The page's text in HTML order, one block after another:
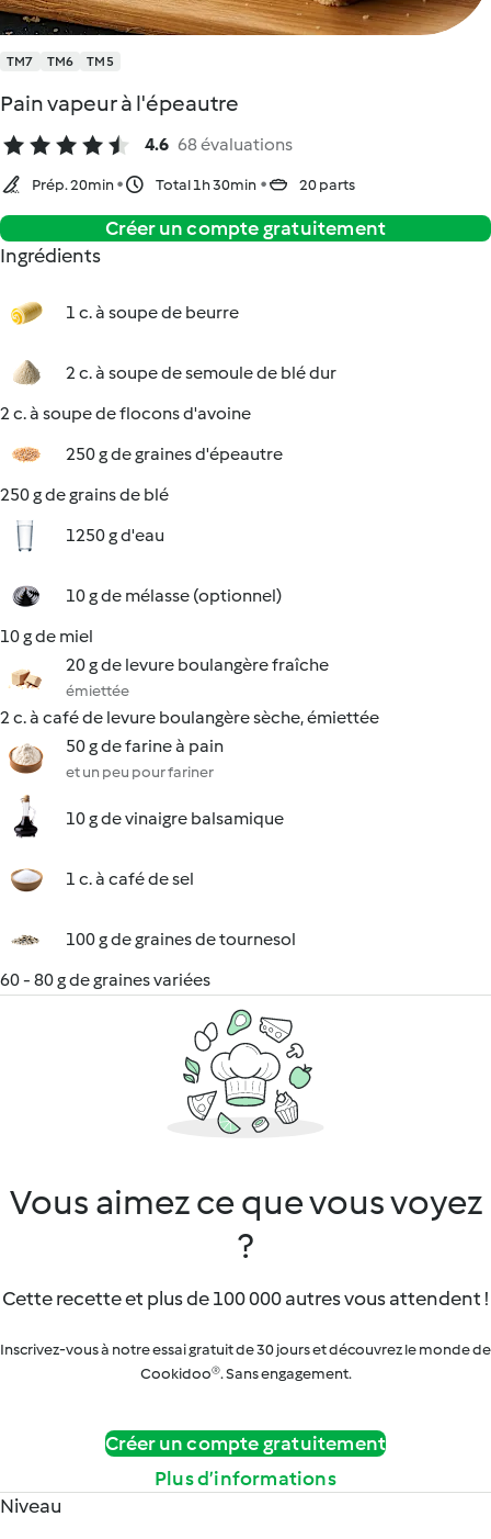
TM7 TM6 TM5
Pain vapeur à l'épeautre
4.6 68 évaluations
Prép. 20min Total 1h 30min 20 parts
Créer un compte gratuitement
Ingrédients
1 c. à soupe de beurre
2 c. à soupe de semoule de blé dur
2 c. à soupe de flocons d'avoine
250 g de graines d'épeautre
250 g de grains de blé
1250 g d'eau
10 g de mélasse (optionnel)
10 g de miel
20 g de levure boulangère fraîche
émiettée
2 c. à café de levure boulangère sèche, émiettée
50 g de farine à pain
et un peu pour fariner
10 g de vinaigre balsamique
1 c. à café de sel
100 g de graines de tournesol
60 - 80 g de graines variées
Vous aimez ce que vous voyez
?
Cette recette et plus de 100 000 autres vous attendent !
Inscrivez-vous à notre essai gratuit de 30 jours et découvrez le monde de
Cookidoo®. Sans engagement.
Créer un compte gratuitement
Plus d’informations
Niveau